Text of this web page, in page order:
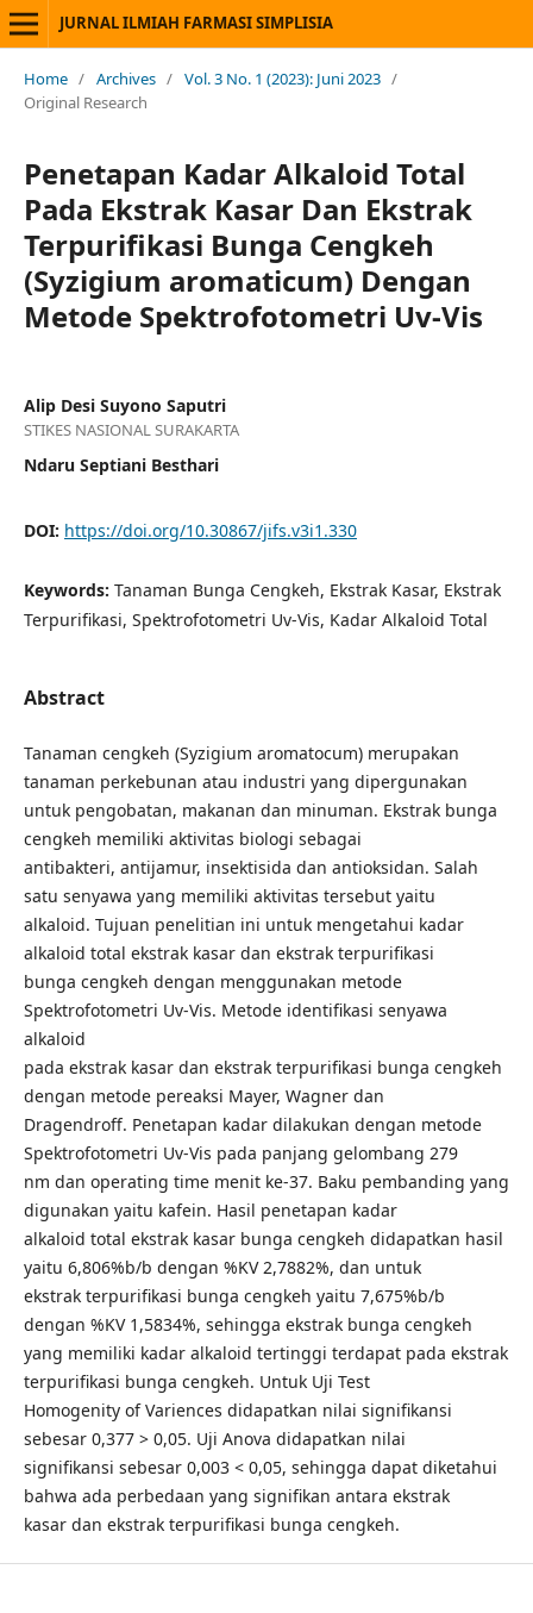
JURNAL ILMIAH FARMASI SIMPLISIA
Home / Archives / Vol. 3 No. 1 (2023): Juni 2023 /
Original Research
Penetapan Kadar Alkaloid Total
Pada Ekstrak Kasar Dan Ekstrak
Terpurifikasi Bunga Cengkeh
(Syzigium aromaticum) Dengan
Metode Spektrofotometri Uv-Vis
Alip Desi Suyono Saputri
STIKES NASIONAL SURAKARTA
Ndaru Septiani Besthari
DOI: https://doi.org/10.30867/jifs.v3i1.330
Keywords: Tanaman Bunga Cengkeh, Ekstrak Kasar, Ekstrak
Terpurifikasi, Spektrofotometri Uv-Vis, Kadar Alkaloid Total
Abstract
Tanaman cengkeh (Syzigium aromatocum) merupakan
tanaman perkebunan atau industri yang dipergunakan
untuk pengobatan, makanan dan minuman. Ekstrak bunga
cengkeh memiliki aktivitas biologi sebagai
antibakteri, antijamur, insektisida dan antioksidan. Salah
satu senyawa yang memiliki aktivitas tersebut yaitu
alkaloid. Tujuan penelitian ini untuk mengetahui kadar
alkaloid total ekstrak kasar dan ekstrak terpurifikasi
bunga cengkeh dengan menggunakan metode
Spektrofotometri Uv-Vis. Metode identifikasi senyawa
alkaloid
pada ekstrak kasar dan ekstrak terpurifikasi bunga cengkeh
dengan metode pereaksi Mayer, Wagner dan
Dragendroff. Penetapan kadar dilakukan dengan metode
Spektrofotometri Uv-Vis pada panjang gelombang 279
nm dan operating time menit ke-37. Baku pembanding yang
digunakan yaitu kafein. Hasil penetapan kadar
alkaloid total ekstrak kasar bunga cengkeh didapatkan hasil
yaitu 6,806%b/b dengan %KV 2,7882%, dan untuk
ekstrak terpurifikasi bunga cengkeh yaitu 7,675%b/b
dengan %KV 1,5834%, sehingga ekstrak bunga cengkeh
yang memiliki kadar alkaloid tertinggi terdapat pada ekstrak
terpurifikasi bunga cengkeh. Untuk Uji Test
Homogenity of Variences didapatkan nilai signifikansi
sebesar 0,377 > 0,05. Uji Anova didapatkan nilai
signifikansi sebesar 0,003 < 0,05, sehingga dapat diketahui
bahwa ada perbedaan yang signifikan antara ekstrak
kasar dan ekstrak terpurifikasi bunga cengkeh.